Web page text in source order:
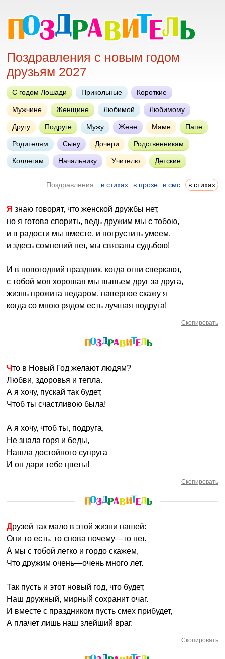
Поздравления с новым годом
друзьям 2027
С годом Лошади Прикольные Короткие
Мужчине Женщине Любимой Любимому
Другу Подруге Мужу Жене Маме Папе
Родителям Сыну Дочери Родственникам
Коллегам Начальнику Учителю Детские
Поздравления: в стихах в прозе в смс в стихах
Я знаю говорят, что женской дружбы нет,
но я готова спорить, ведь дружим мы с тобою,
и в радости мы вместе, и погрустить умеем,
и здесь сомнений нет, мы связаны судьбою!
И в новогодний праздник, когда огни сверкают,
с тобой моя хорошая мы выпьем друг за друга,
жизнь прожита недаром, наверное скажу я
когда со мною рядом есть лучшая подруга!
Скопировать
Что в Новый Год желают людям?
Любви, здоровья и тепла.
А я хочу, пускай так будет,
Чтоб ты счастливою была!
А я хочу, чтоб ты, подруга,
Не знала горя и беды,
Нашла достойного супруга
И он дари тебе цветы!
Скопировать
Друзей так мало в этой жизни нашей:
Они то есть, то снова почему—то нет.
А мы с тобой легко и гордо скажем,
Что дружим очень—очень много лет.
Так пусть и этот новый год, что будет,
Наш дружный, мирный сохранит очаг.
И вместе с праздником пусть смех прибудет,
А плачет лишь наш злейший враг.
Скопировать